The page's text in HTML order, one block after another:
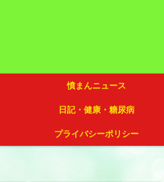
憤まんニュース
日記・健康・糖尿病
プライバシーポリシー